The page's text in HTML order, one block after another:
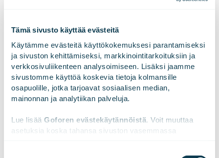
Tämä sivusto käyttää evästeitä
Käytämme evästeitä käyttökokemuksesi parantamiseksi
ja sivuston kehittämiseksi, markkinointitarkoituksiin ja
verkkosivuliikenteen analysoimiseen. Lisäksi jaamme
sivustomme käyttöä koskevia tietoja kolmansille
osapuolille, jotka tarjoavat sosiaalisen median,
mainonnan ja analytiikan palveluja.
Lue lisää Goforen evästekäytännöistä . Voit muuttaa
asetuksia koska tahansa sivuston vasemmassa
työskentelyolosuhteet ja työvälineet, jotka saat valita
tarpeidesi mukaan. Edellä mainittujen lisäksi meillä on
kattavatetuudet. Goforella on käytössä oma,
tekijöidemme näköinen työehtosopimus. Voit tutustua
siihentäällä .
Palkkakehitys